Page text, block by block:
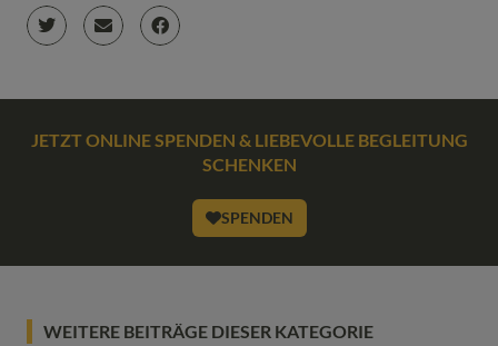
JETZT ONLINE SPENDEN & LIEBEVOLLE BEGLEITUNG
SCHENKEN
SPENDEN
WEITERE BEITRÄGE DIESER KATEGORIE